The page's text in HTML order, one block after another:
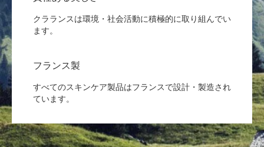
クラランスは環境・社会活動に積極的に取り組んでい
ます。
フランス製
すべてのスキンケア製品はフランスで設計・製造され
ています。